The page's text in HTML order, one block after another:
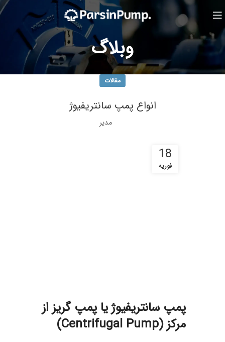
وبلاگ
مقالات
انواع پمپ سانتریفیوژ
مدیر
18
فوریه
پمپ سانتریفیوژ یا پمپ گریز از
مرکز (Centrifugal Pump)